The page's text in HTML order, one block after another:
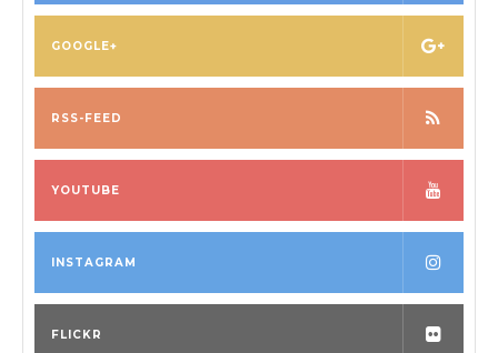
GOOGLE+
RSS-FEED
YOUTUBE
INSTAGRAM
FLICKR